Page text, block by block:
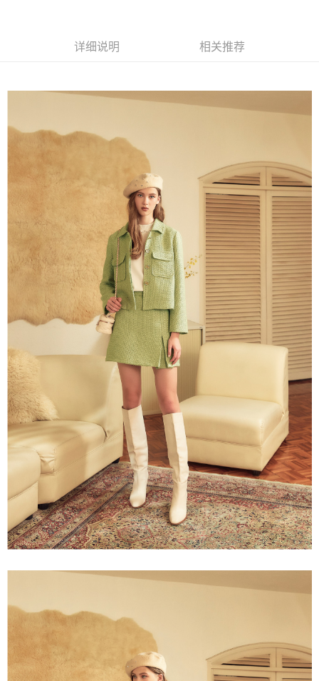
程，验证手机门号后，选择欲分期的期数、缴款截止日，确认付款后即完成
消。如遇 “转专审核”未通过状况，表示未达系统评分，恕无法说明评估内
1. 分期款项不并入电信账单，“大哥付你分期”于每月结算日后寄送缴费提醒
2. 通过短信链接打开账单后，可选择 “超商条码／台湾大直营门市／银行转
1. 本服务系由 “台湾大哥大股份有限公司”所提供，让用户于交易时，得通过
本服务购买商品或服务，并由商店将买卖／分期付款买卖价金债权让与本公
司后，依约使用本公司账单缴交账款。
2. 基于同意付款使用 “大哥付你分期”之契约关系目的，商店将以您的个人资
料（包含姓名、电话或地址）提供予台湾大哥大进项收集、处理及利用，由
台湾大哥大与本人进行分期账单所需资料之确认、核对及更正。
3. 完整用户服务条款，请详阅以下链接：https://oppay.tw/userRule
1. 於付款方式選擇AFTEE先享後付，將跳出AFTEE先享後付手機驗證視
4. 下訂完成後，您的手機會收到一封繳費通知簡訊，APP會員則會收到
APP於四大便利商店‧ATM/網銀等方式進行付款。
請留意繳費期限為 14 天。唯有下載 AFTEE App 成為 AFTEE 會員者方能享
有最長 45 天內付款之服務。
繳費期限，為商家向您請款的時間，再加上使用AFTEE可延長的天數所計算
出。使用AFTEE下訂可以延長您收到商品前的繳費天數，但無法保證一定能
夠在期限內收到商品(例如:預購商品或預計到貨時間較長者)。因此無論收到
商品與否，仍需要請您在AFTEE規定的時間內完成繳費。
二、付款限制
1. 初次使用 AFTEE 時，將依認證結果及本公司審查結果，核予每個人不同
2. 結帳金額須大於NT$30
3. 目前僅支援台灣會員
「AFTEE先享後付」(下稱本服務)乃由恩沛科技股份有限公司(下稱 AFTEE )
所提供，並由 AFTEE 向您收取款項。因使用本服務所須提供之個人資料(包
含但不限於訂購人姓名、電話，收件人姓名、電話、收件地址)，將交付予
AFTEE 於本服務必要服務範圍內運用。關於 AFTEE 對於個人資料之蒐集、
處理、利用，詳參 AFTEE 官網之『個人資料蒐集、處理及利用告知聲明』
（https://aftee.tw/privacypolicy/ ）。
若款項超過繳費期限，將根據當次的金額加收年利率 16% 的逾期滯納金。
未成年的使用者，請事先徵得法定代理人或監護人之同意方可使用
AFTEE。
若您對於個人資料之處理、利用有任何疑問，或欲行使相關法律權利，請聯
繫恩沛科技股份有限公司。若您不同意我們將上開所示之個人資料，連同必
要之購買訂單資訊提供予 AFTEE ，或讓 AFTEE 蒐集處理利用您的個人資
料，請勿選用本服務。
每笔NT$120，满NT$2,500(含以上)免运费
每笔NT$120，满NT$2,500(含以上)免运费
萊爾富取貨付款
每笔NT$120，满NT$2,500(含以上)免运费
付款後萊爾富取貨
每笔NT$120，满NT$2,500(含以上)免运费
7-11取貨付款
每笔NT$120，满NT$2,500(含以上)免运费
付款後7-11取貨
每笔NT$120，满NT$2,500(含以上)免运费
宅配
每笔NT$120，满NT$2,500(含以上)免运费
宅配離島
每笔NT$120，满NT$2,500(含以上)免运费
付款後門市自取
免运费
海外配送 查看运费
详细说明 相关推荐